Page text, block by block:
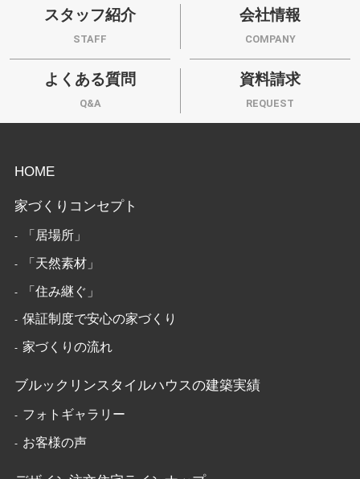
スタッフ紹介
STAFF
会社情報
COMPANY
よくある質問
Q&A
資料請求
REQUEST
HOME
家づくりコンセプト
「居場所」
「天然素材」
「住み継ぐ」
保証制度で安心の家づくり
家づくりの流れ
ブルックリンスタイルハウスの建築実績
フォトギャラリー
お客様の声